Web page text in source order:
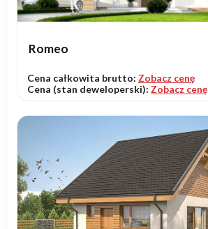
Romeo
Cena całkowita brutto: Zobacz cenę
Cena (stan deweloperski): Zobacz cenę